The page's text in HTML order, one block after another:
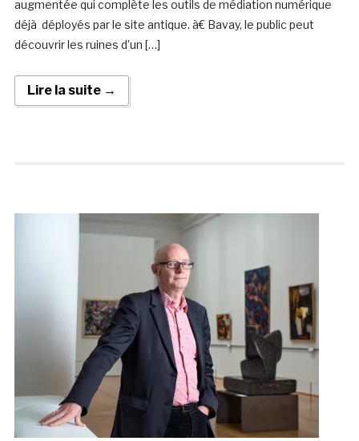
augmentée qui complète les outils de médiation numérique
déjà déployés par le site antique. à€ Bavay, le public peut
découvrir les ruines d’un […]
Lire la suite →